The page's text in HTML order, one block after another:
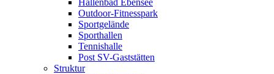
Hallenbad Ebensee
Outdoor-Fitnesspark
Sportgelände
Sporthallen
Tennishalle
Post SV-Gaststätten
Struktur